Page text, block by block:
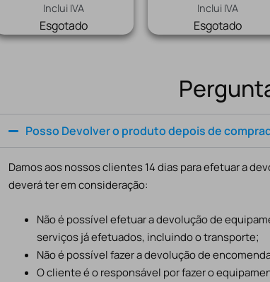
Inclui IVA
Esgotado
Inclui IVA
Esgotado
Posso Devolver o produto depois de
Damos aos nossos clientes 14 dias para efetuar a
deverá ter em consideração:
Não é possível efetuar a devolução de
serviços já efetuados, incluindo o transporte;
Não é possível fazer a devolução de
O cliente é o responsável por fazer o